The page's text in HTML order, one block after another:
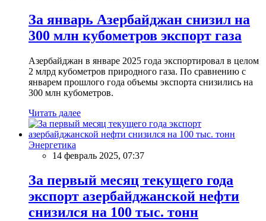
За январь Азербайджан снизил на
300 млн кубометров экспорт газа
Азербайджан в январе 2025 года экспортировал в целом
2 млрд кубометров природного газа. По сравнению с
январем прошлого года объемы экспорта снизились на
300 млн кубометров.
Читать далее
Энергетика
14 февраль 2025, 07:37
За первый месяц текущего года
экспорт азербайджанской нефти
снизился на 100 тыс. тонн